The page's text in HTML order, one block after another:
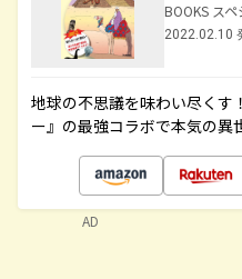
BOOKS ス
2022.02.10
地球の不思議を味わい尽く
ー』の最強コラボで本気の異
AD